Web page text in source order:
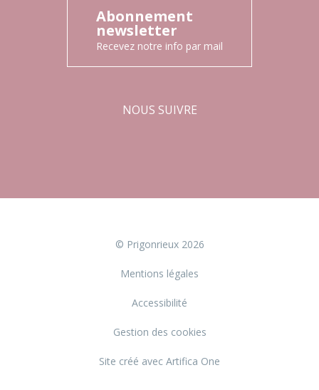
Abonnement
newsletter
Recevez notre info par mail
NOUS SUIVRE
© Prigonrieux 2026
Mentions légales
Accessibilité
Gestion des cookies
Site créé avec Artifica One